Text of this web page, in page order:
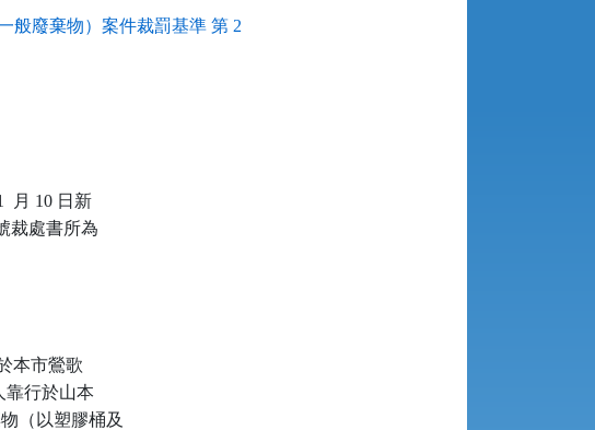
般廢棄物）案件裁罰基準 第 2
月 10 日新
裁處書所為
本市鶯歌
靠行於山本
（以塑膠桶及